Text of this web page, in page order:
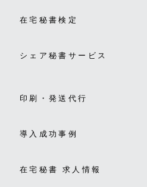
在宅秘書検定
シェア秘書サービス
印刷・発送代行
導入成功事例
在宅秘書 求人情報